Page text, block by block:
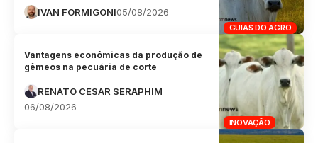
GUIAS DO AGRO
IVAN FORMIGONI05/08/2026
INOVAÇÃO
Vantagens econômicas da produção de
gêmeos na pecuária de corte
RENATO CESAR SERAPHIM
06/08/2026